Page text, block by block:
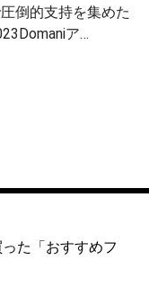
倒的支持を集めた
ア…
た「おすすめフ